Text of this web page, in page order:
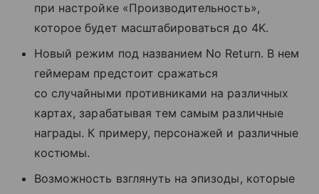
при настройке «Производительность»,
которое будет масштабироваться до 4K.
Новый режим под названием No Return. В нем
геймерам предстоит сражаться
со случайными противниками на различных
картах, зарабатывая тем самым различные
награды. К примеру, персонажей и различные
костюмы.
Возможность взглянуть на эпизоды, которые